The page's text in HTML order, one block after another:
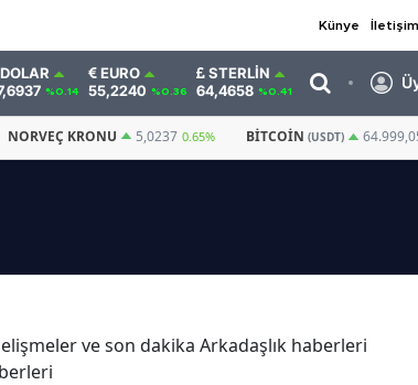
Künye İletişim
DOLAR
%0.14
EURO
55,2240 %0.36
STERLIN
64,4658 %0.41
NORVEÇ KRONU 5,0237 0.65% BITCOIN (USDT)
ve son dakika Arkadaşlık haberleri